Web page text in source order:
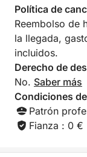
Política de
Reembolso de
la llegada,
incluidos.
Derecho de
No. Saber más
Condiciones
Patrón
Fianza : 0 €